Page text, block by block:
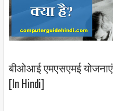
बीओआई एमएसएमई योजनाएं
[In Hindi]